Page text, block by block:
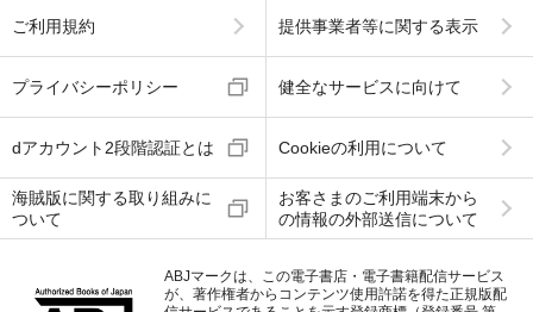
ご利用規約 提供事業者等に関する表示
プライバシーポリシー 健全なサービスに向けて
dアカウント2段階認証とは Cookieの利用について
海賊版に関する取り組みに
ついて
お客さまのご利用端末から
の情報の外部送信について
ABJマークは、この電子書店・電子書籍配信サービス
が、著作権者からコンテンツ使用許諾を得た正規版配